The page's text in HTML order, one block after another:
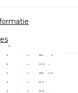
Raalte
Heino
Dalfsen
Kampen